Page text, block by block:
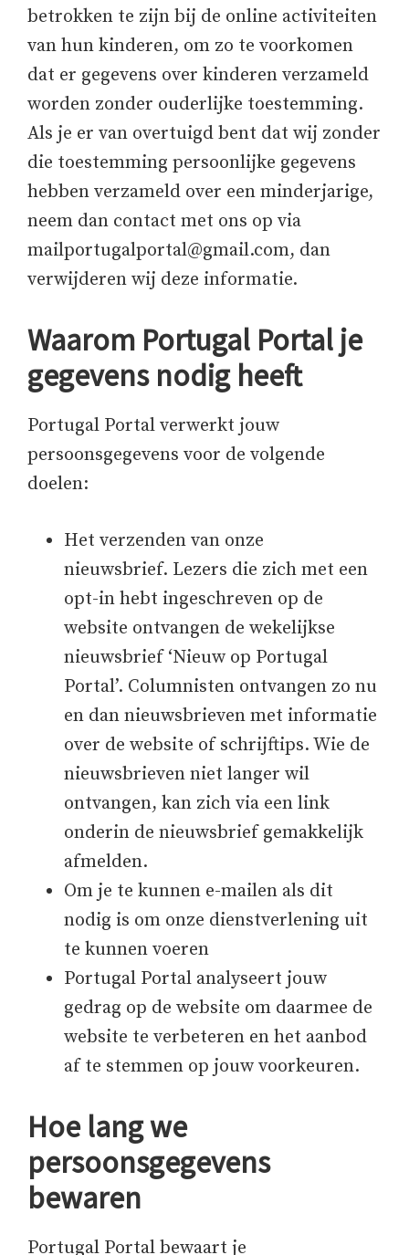
betrokken te zijn bij de online activiteiten
van hun kinderen, om zo te voorkomen
dat er gegevens over kinderen verzameld
worden zonder ouderlijke toestemming.
Als je er van overtuigd bent dat wij zonder
die toestemming persoonlijke gegevens
hebben verzameld over een minderjarige,
neem dan contact met ons op via
mailportugalportal@gmail.com, dan
verwijderen wij deze informatie.
Waarom Portugal Portal je
gegevens nodig heeft
Portugal Portal verwerkt jouw
persoonsgegevens voor de volgende
doelen:
Het verzenden van onze
nieuwsbrief. Lezers die zich met een
opt-in hebt ingeschreven op de
website ontvangen de wekelijkse
nieuwsbrief ‘Nieuw op Portugal
Portal’. Columnisten ontvangen zo nu
en dan nieuwsbrieven met informatie
over de website of schrijftips. Wie de
nieuwsbrieven niet langer wil
ontvangen, kan zich via een link
onderin de nieuwsbrief gemakkelijk
afmelden.
Om je te kunnen e-mailen als dit
nodig is om onze dienstverlening uit
te kunnen voeren
Portugal Portal analyseert jouw
gedrag op de website om daarmee de
website te verbeteren en het aanbod
af te stemmen op jouw voorkeuren.
Hoe lang we
persoonsgegevens
bewaren
Portugal Portal bewaart je